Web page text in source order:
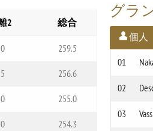
2 総合
259.5
256.6
255.0
254.3
グラ
個人
01
02
03